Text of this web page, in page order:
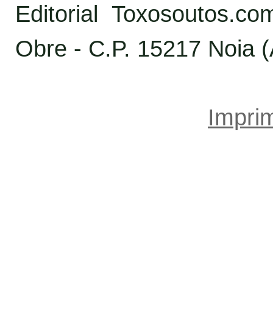
Editorial
Obre - C.P. 15217 Noia